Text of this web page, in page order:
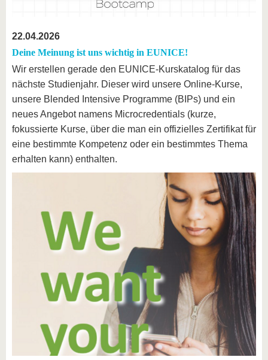
22.04.2026
Deine Meinung ist uns wichtig in EUNICE!
Wir erstellen gerade den EUNICE-Kurskatalog für das
nächste Studienjahr. Dieser wird unsere Online-Kurse,
unsere Blended Intensive Programme (BIPs) und ein
neues Angebot namens Microcredentials (kurze,
fokussierte Kurse, über die man ein offizielles Zertifikat für
eine bestimmte Kompetenz oder ein bestimmtes Thema
erhalten kann) enthalten.